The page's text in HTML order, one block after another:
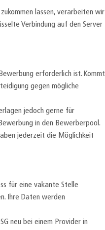
lassen, verarbeiten wir
Verbindung auf den Server
erforderlich ist. Kommt
gegen mögliche
jedoch gerne für
in den Bewerberpool.
jederzeit die Möglichkeit
für eine vakante Stelle
Ihre Daten werden
neu bei einem Provider in